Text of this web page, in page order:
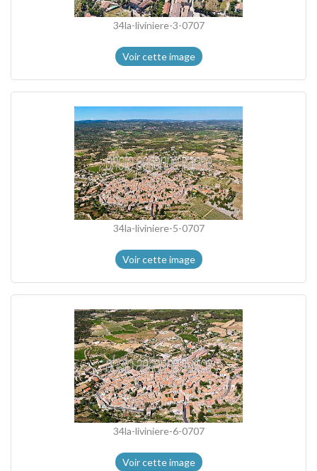
34la-liviniere-3-0707
Voir cette image
34la-liviniere-5-0707
Voir cette image
34la-liviniere-6-0707
Voir cette image